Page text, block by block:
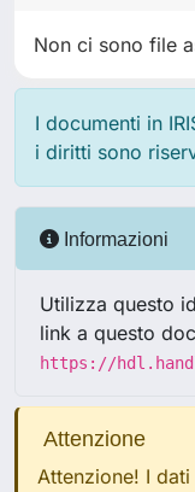
Non ci sono file
I documenti in
i diritti sono
Informazioni
Utilizza questo
link a questo
https://
Attenzione
Attenzione! I